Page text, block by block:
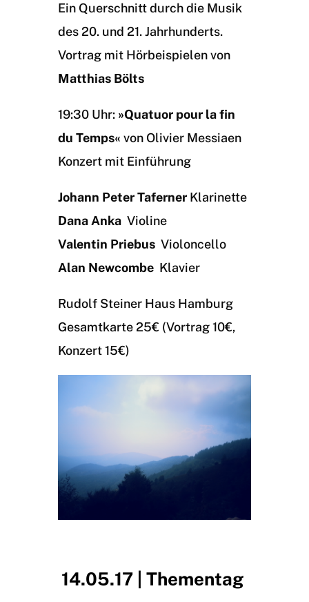
Ein Querschnitt durch die Musik
des 20. und 21. Jahrhunderts.
Vortrag mit Hörbeispielen von
Matthias Bölts
19:30 Uhr: »Quatuor pour la fin
du Temps« von Olivier Messiaen
Konzert mit Einführung
Johann Peter Taferner Klarinette
Dana Anka Violine
Valentin Priebus Violoncello
Alan Newcombe Klavier
Rudolf Steiner Haus Hamburg
Gesamtkarte 25€ (Vortrag 10€,
Konzert 15€)
14.05.17 | Thementag